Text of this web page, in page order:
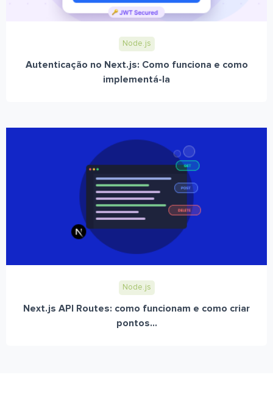
Node.js
Autenticação no Next.js: Como funciona e como
implementá-la
Node.js
Next.js API Routes: como funcionam e como criar
pontos...